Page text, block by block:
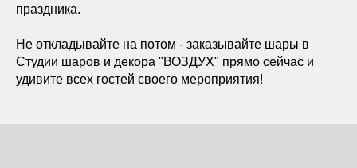
праздника.
Не откладывайте на потом - заказывайте шары в
Студии шаров и декора "ВОЗДУХ" прямо сейчас и
удивите всех гостей своего мероприятия!